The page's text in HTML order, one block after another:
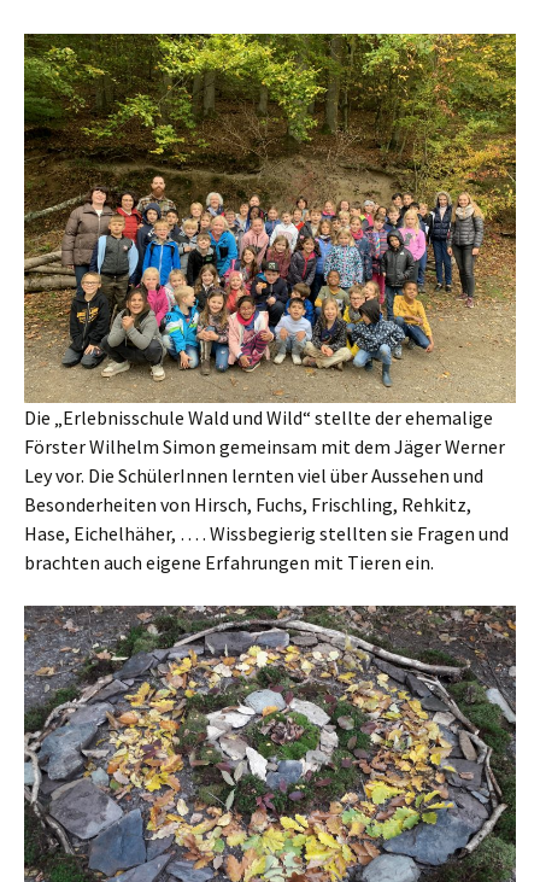
Die „Erlebnisschule Wald und Wild“ stellte der ehemalige
Förster Wilhelm Simon gemeinsam mit dem Jäger Werner
Ley vor. Die SchülerInnen lernten viel über Aussehen und
Besonderheiten von Hirsch, Fuchs, Frischling, Rehkitz,
Hase, Eichelhäher, … . Wissbegierig stellten sie Fragen und
brachten auch eigene Erfahrungen mit Tieren ein.